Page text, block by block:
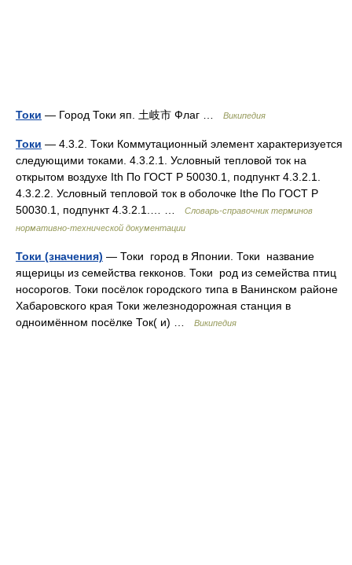
Токи — Город Токи яп. 土岐市 Флаг … Википедия
Токи — 4.3.2. Токи Коммутационный элемент характеризуется
следующими токами. 4.3.2.1. Условный тепловой ток на
открытом воздухе Ith По ГОСТ Р 50030.1, подпункт 4.3.2.1.
4.3.2.2. Условный тепловой ток в оболочке Ithe По ГОСТ Р
50030.1, подпункт 4.3.2.1.… …
Словарь-справочник терминов
нормативно-технической документации
Токи (значения) — Токи город в Японии. Токи название
ящерицы из семейства гекконов. Токи род из семейства птиц
носорогов. Токи посёлок городского типа в Ванинском районе
Хабаровского края Токи железнодорожная станция в
одноимённом посёлке Ток( и) …
Википедия